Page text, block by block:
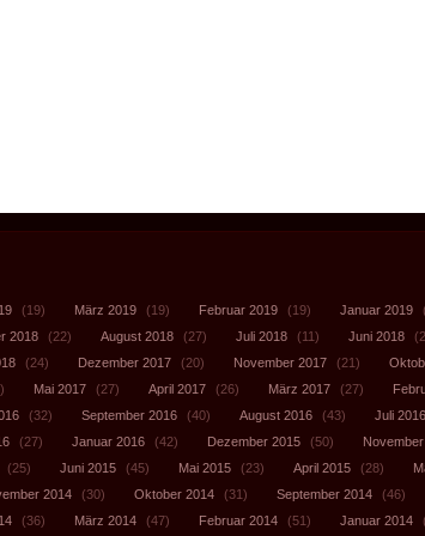
(19) März 2019 (19) Februar 2019 (19) Januar 2019
2018 (22) August 2018 (27) Juli 2018 (11) Juni 2018
(24) Dezember 2017 (20) November 2017 (21)
Mai 2017 (27) April 2017 (26) März 2017 (27)
(32) September 2016 (40) August 2016 (43) Juli 2016
(27) Januar 2016 (42) Dezember 2015 (50)
(25) Juni 2015 (45) Mai 2015 (23) April 2015 (28)
2014 (30) Oktober 2014 (31) September 2014 (46)
(36) März 2014 (47) Februar 2014 (51) Januar 2014